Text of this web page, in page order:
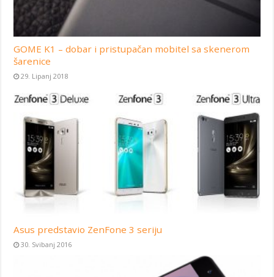
GOME K1 – dobar i pristupačan mobitel sa skenerom
šarenice
29. Lipanj 2018
Asus predstavio ZenFone 3 seriju
30. Svibanj 2016